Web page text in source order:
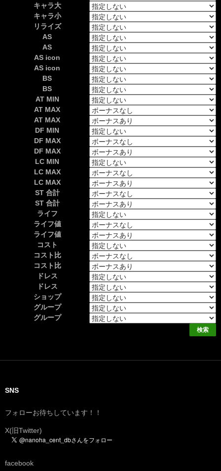
キャラ大
キャラ小
リライズ
AS
AS
AS icon
AS icon
BS
BS
AT MIN
AT MAX
AT MAX
DF MIN
DF MAX
DF MAX
LC MIN
LC MAX
LC MAX
ST 合計
ST 合計
ライフ
ライフ値
ライフ値
コスト
コスト比
コスト比
ドレス
ドレス
ショップ
グループ
グループ
SNS
フォローお待ちしています！！
X(旧Twitter)
facebook